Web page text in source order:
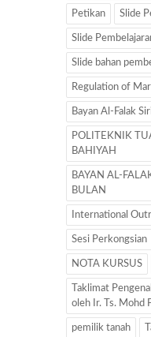
Petikan Slide
Slide
Slide bahan
Regulation of
Bayan Al-Falak
POLITEKNIK
BAHIYAH
BAYAN AL-
BULAN
International
Sesi Perkongsian
NOTA KURSUS
Taklimat
oleh Ir. Ts. Mohd
pemilik tanah